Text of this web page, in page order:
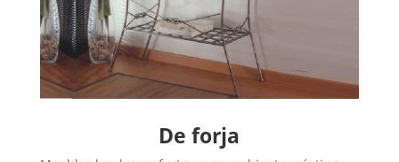
De forja